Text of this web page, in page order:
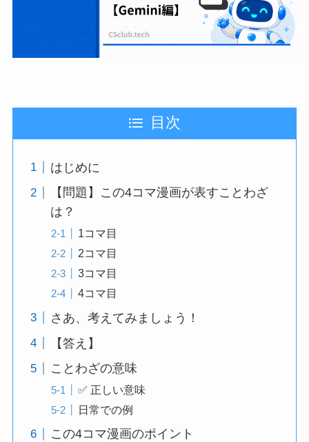
目次
はじめに
【問題】この4コマ漫画が表すことわざ
は？
1コマ目
2コマ目
3コマ目
4コマ目
さあ、考えてみましょう！
【答え】
ことわざの意味
✅ 正しい意味
日常での例
この4コマ漫画のポイント